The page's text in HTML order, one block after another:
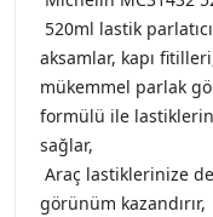
520ml lastik
aksamlar, kapı
mükemmel parlak
formülü ile
sağlar,
Araç lastiklerinize
görünüm kazandırır,